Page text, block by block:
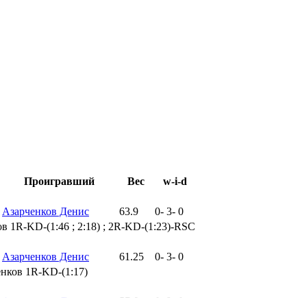
Проигравший Вес
w-i-d
Азарченков Денис 63.9 0- 3- 0
1R-KD-(1:46 ; 2:18) ; 2R-KD-(1:23)-RSC
Азарченков Денис 61.25 0- 3- 0
1R-KD-(1:17)